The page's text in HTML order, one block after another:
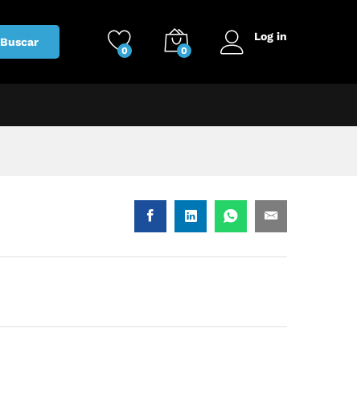
Buscar
0 0
Log in